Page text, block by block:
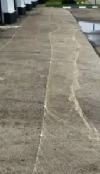
ресурсов,
сговору с
плавающего
лица,
районе,
сплавную сеть,
стерляди,